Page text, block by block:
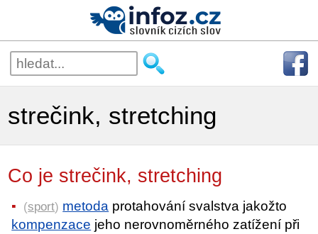
strečink, stretching
Co je strečink, stretching
(sport) metoda protahování svalstva jakožto
kompenzace jeho nerovnoměrného zatížení při